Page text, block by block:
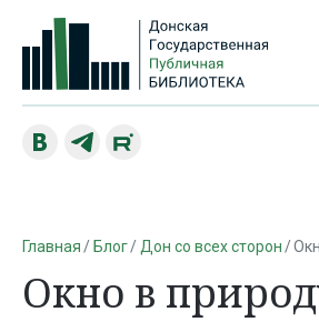
Главная Блог Дон со всех сторон
Окно в